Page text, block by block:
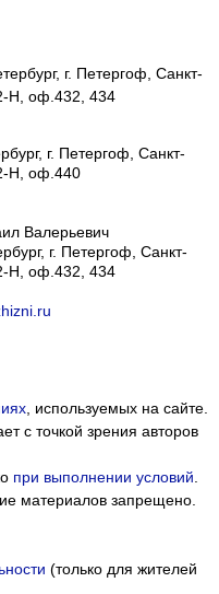
г. Петергоф, Санкт-
Н, оф.432, 434
г. Петергоф, Санкт-
Н, оф.440
Валерьевич
г. Петергоф Санкт-
Н, оф.432, 434
, используемых на сайте.
с точкой зрения авторов
при выполнении условий
материалов запрещено.
(только для жителей